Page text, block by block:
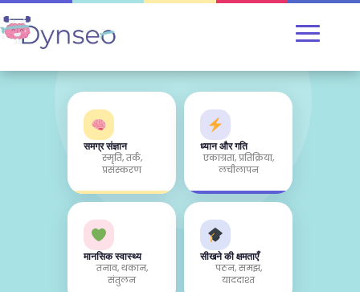
समग्र संज्ञान
स्मृति, तर्क,
प्रसंस्करण
ध्यान और गति
एकाग्रता, प्रतिक्रिया,
लचीलापन
मानसिक स्वास्थ्य
तनाव, थकान,
संतुलन
सीखने की क्षमताएँ
पठन, समझ,
याददाश्त